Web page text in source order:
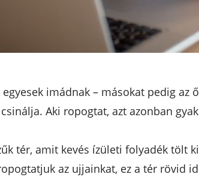
imádnak – másokat pedig
Aki ropogtat, azt azonban
tér, amit kevés ízületi folyadék tölt
az ujjainkat, ez a tér rövid